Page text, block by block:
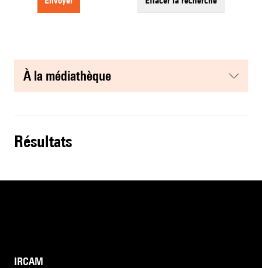
à la médiathèque
résultats
IRCAM